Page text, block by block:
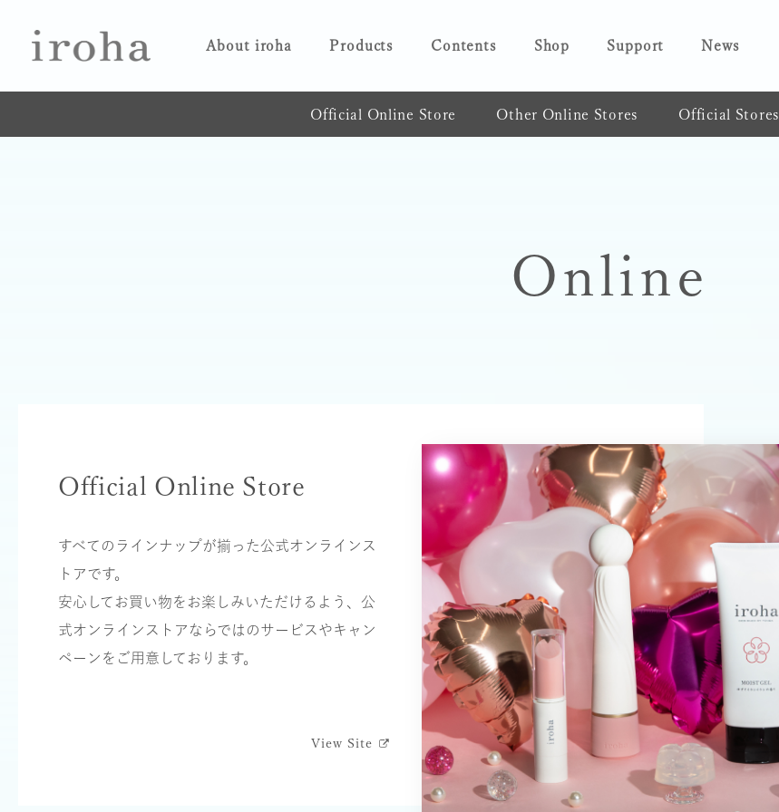
About iroha Products Contents Shop Support News
Official Online Store Other Online Stores Official Stores
Online
Official Online Store
すべてのラインナップが揃った公式オンラインス
トアです。
安⼼してお買い物をお楽しみいただけるよう、公
式オンラインストアならではのサービスやキャン
ペーンをご⽤意しております。
View Site